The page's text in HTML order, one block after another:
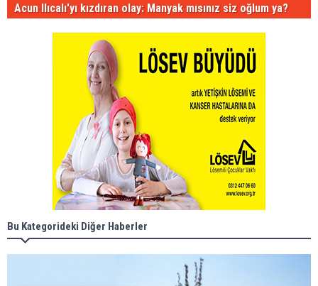
Acun Ilıcalı'yı kızdıran olay: Manyak mısınız siz oğlum ya?
Bu Kategorideki Diğer Haberler